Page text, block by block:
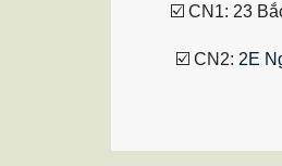
☑️ CN1: 23
☑️ CN2: 2E